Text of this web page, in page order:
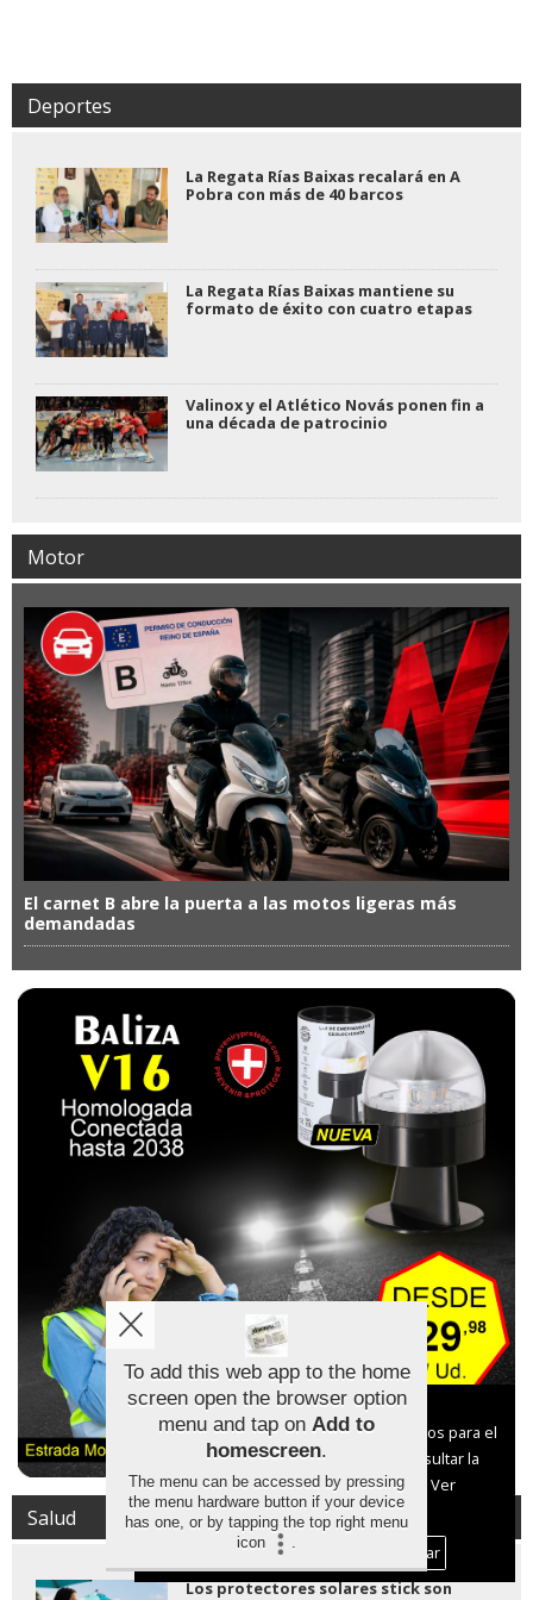
Deportes
La Regata Rías Baixas recalará en A
Pobra con más de 40 barcos
La Regata Rías Baixas mantiene su
formato de éxito con cuatro etapas
Valinox y el Atlético Novás ponen fin a
una década de patrocinio
Motor
El carnet B abre la puerta a las motos ligeras más
demandadas
Salud
Los protectores solares stick son
Aviso sobre el Uso de cookies:
Utilizamos cookies nuestras y de terceros para el
funcionamiento del digital. Puedes consultar la
lista de cookies y como desconectarlas.
Ver
nuestra Política de Privacidad y Cookies
Aceptar Cookies
Personalizar
To add this web app to the home
screen open the browser option
menu and tap on Add to
homescreen.
The menu can be accessed by pressing
the menu hardware button if your device
has one, or by tapping the top right menu
icon
.